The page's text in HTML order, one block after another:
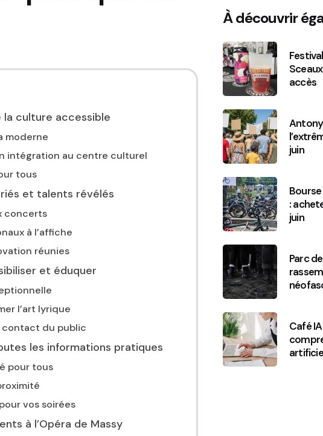
la culture accessible
moderne
intégration au centre culturel
tous
et talents révélés
concerts
à l’affiche
réunies
et éduquer
l’art lyrique
contact du public
les informations pratiques
pour tous
vos soirées
à l’Opéra de Massy
À découvrir
accès
juin
:
juin
Parc
Café